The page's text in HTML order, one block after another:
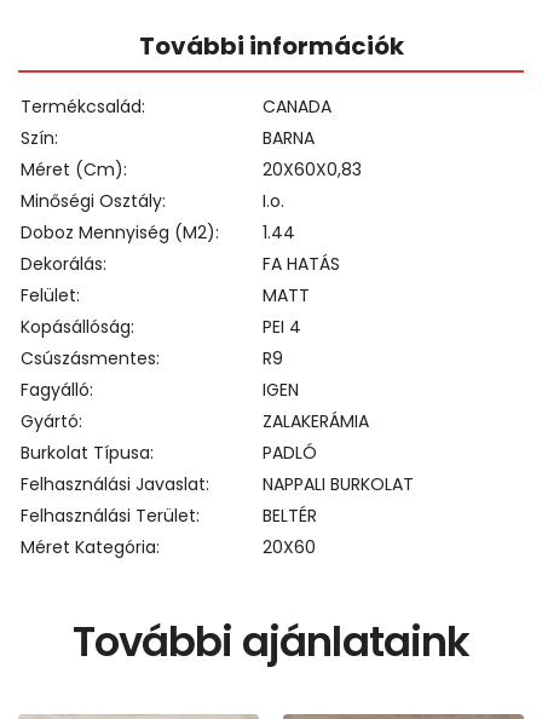
További információk
Termékcsalád
CANADA
Szín
BARNA
Méret (cm)
20X60X0,83
Minőségi Osztály
I.o.
Doboz Mennyiség (m2)
1.44
Dekorálás
FA HATÁS
Felület
MATT
Kopásállóság
PEI 4
Csúszásmentes
R9
Fagyálló
IGEN
Gyártó
ZALAKERÁMIA
Burkolat Típusa
PADLÓ
Felhasználási Javaslat
NAPPALI BURKOLAT
Felhasználási Terület
BELTÉR
Méret Kategória
20X60
További ajánlataink